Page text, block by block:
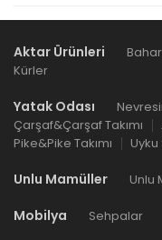
Aktar Ürünleri
Kürler
Yatak Odası
Çarşaf&Çarşaf Takımı
Pike&Pike Takımı
Uyku
Unlu Mamüller Unlu
Mobilya Sehpalar